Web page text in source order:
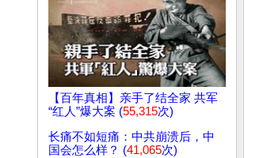
【百年真相】亲手了结全家 共军
“红人”爆大案 (55,315次)
长痛不如短痛：中共崩溃后，中
国会怎么样？ (41,065次)